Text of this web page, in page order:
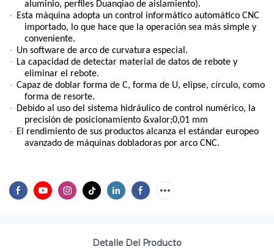
aluminio, perfiles Duanqiao de aislamiento).
·
Esta máquina adopta un control informático automático CNC
importado, lo que hace que la operación sea más simple y
conveniente.
· Un software de arco de curvatura especial.
·
La capacidad de detectar material de datos de rebote y
eliminar el rebote.
· Capaz de doblar forma de C, forma de U, elipse, círculo, como
forma de resorte.
·
Debido al uso del sistema hidráulico de control numérico, la
precisión de posicionamiento &valor;0,01 mm
·
El rendimiento de sus productos alcanza el estándar europeo
avanzado de máquinas dobladoras por arco CNC.
Detalle Del Producto